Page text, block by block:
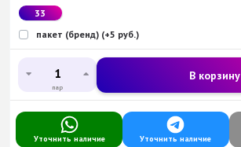
33
пакет (бренд) (+5 руб.)
пар
В корзину
Уточнить наличие Уточнить наличие